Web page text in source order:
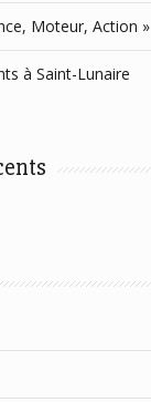
Moteur, Action »
à Saint-Lunaire